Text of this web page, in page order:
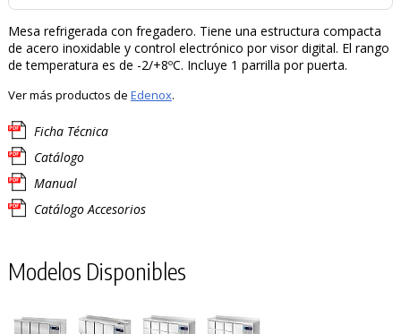
Mesa refrigerada con fregadero. Tiene una estructura compacta
de acero inoxidable y control electrónico por visor digital. El rango
de temperatura es de -2/+8ºC. Incluye 1 parrilla por puerta.
Ver más productos de Edenox.
Ficha Técnica
Catálogo
Manual
Catálogo Accesorios
Modelos Disponibles